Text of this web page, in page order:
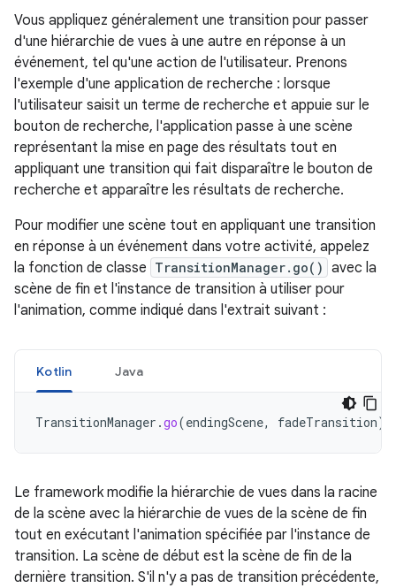
Vous appliquez généralement une transition pour passer
d'une hiérarchie de vues à une autre en réponse à un
événement, tel qu'une action de l'utilisateur. Prenons
l'exemple d'une application de recherche : lorsque
l'utilisateur saisit un terme de recherche et appuie sur le
bouton de recherche, l'application passe à une scène
représentant la mise en page des résultats tout en
appliquant une transition qui fait disparaître le bouton de
recherche et apparaître les résultats de recherche.
Pour modifier une scène tout en appliquant une transition
en réponse à un événement dans votre activité, appelez
la fonction de classe TransitionManager.go() avec la
scène de fin et l'instance de transition à utiliser pour
l'animation, comme indiqué dans l'extrait suivant :
Kotlin Java
TransitionManager .go(endingScene, fadeTransition)
Le framework modifie la hiérarchie de vues dans la racine
de la scène avec la hiérarchie de vues de la scène de fin
tout en exécutant l'animation spécifiée par l'instance de
transition. La scène de début est la scène de fin de la
dernière transition. S'il n'y a pas de transition précédente,